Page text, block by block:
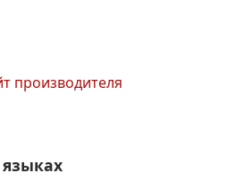
производителя